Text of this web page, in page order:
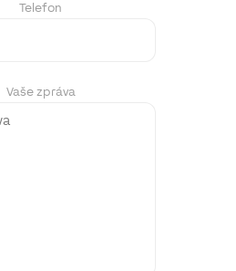
Telefon
Vaše zpráva